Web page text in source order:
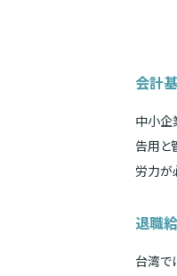
会計
中小企
告用と
労力が
退職
台湾で